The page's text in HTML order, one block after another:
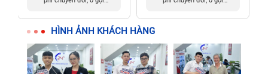
HÌNH ẢNH KHÁCH HÀNG